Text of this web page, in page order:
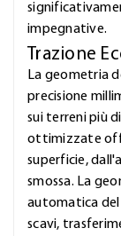
impegnative.
Trazione
La geometria
precisione
sui terreni più
ottimizzate
superficie,
smossa. La
automatica
scavi,